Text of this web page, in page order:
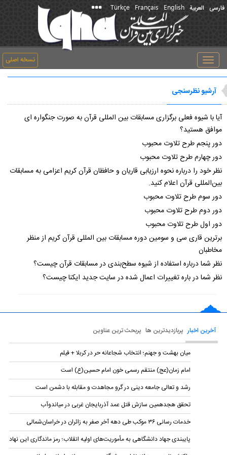
فارسی العربیة English
Français
Türkçe
نسخه اصلی
Toggle
navigation
آرشیو نظرسنجی
آیا با شیوه فعلی برگزاری مسابقات بین المللی قرآن به صورت جنگواره ای
موافق هستید؟
دور پنجم طرح تلاوت محبوب
دور چهارم طرح تلاوت محبوب
نظر خود را درباره نحوه ارزیابی قاریان و حافظان قرآن کریم اعزامی به مسابقات
بین‌المللی قرآن اعلام کنید.
دور سوم طرح تلاوت محبوب
دور دوم طرح تلاوت محبوب
دور اول طرح تلاوت محبوب
برترین قاری سی و سومین دوره مسابقات بین المللی قرآن کریم از منظر
مخاطبان
نظر شما درباره استفاده از شیوه سطح‌بندی در مسابقات قرآن چیست؟
نظر شما در باره تغییرات اعمال شده در سایت جدید ایکنا چیست؟
آخرین اخبار پربازدیدترین ها پربحث ترین عناوین
میان بهشت و جهنم؛ انتخاب شجاعانه حر در کربلا + فیلم
امام زمان(عج) منتقم رسمی خون امام حسین(ع) است
رشد و تعالی جامعه دینی در گرو مجاهدت و مقابله با دشمن است
تحقق هجدهمین سازش قتل عمد آذربایجان غربی در میاندوآب
خدمات رسانی ۳۶ موکب طی دهه آخر صفر به زائران در خراسان‌شمالی
پایبندی جهاد دانشگاهی به مأموریت‌های اولیه انقلاب؛ رمز ماندگاری این نهاد